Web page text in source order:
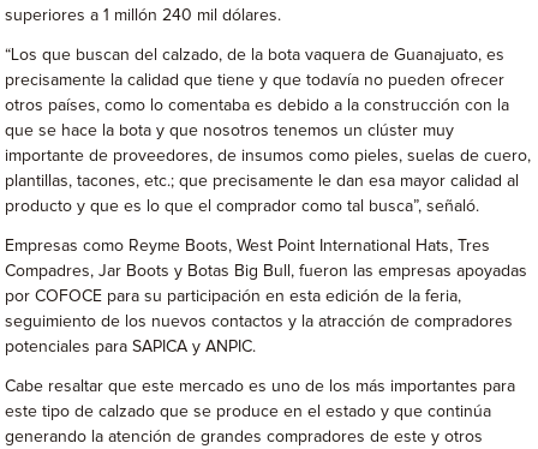
superiores a 1 millón 240 mil dólares.
“Los que buscan del calzado, de la bota vaquera de Guanajuato, es
precisamente la calidad que tiene y que todavía no pueden ofrecer
otros países, como lo comentaba es debido a la construcción con la
que se hace la bota y que nosotros tenemos un clúster muy
importante de proveedores, de insumos como pieles, suelas de cuero,
plantillas, tacones, etc.; que precisamente le dan esa mayor calidad al
producto y que es lo que el comprador como tal busca”, señaló.
Empresas como Reyme Boots, West Point International Hats, Tres
Compadres, Jar Boots y Botas Big Bull, fueron las empresas apoyadas
por COFOCE para su participación en esta edición de la feria,
seguimiento de los nuevos contactos y la atracción de compradores
potenciales para SAPICA y ANPIC.
Cabe resaltar que este mercado es uno de los más importantes para
este tipo de calzado que se produce en el estado y que continúa
generando la atención de grandes compradores de este y otros